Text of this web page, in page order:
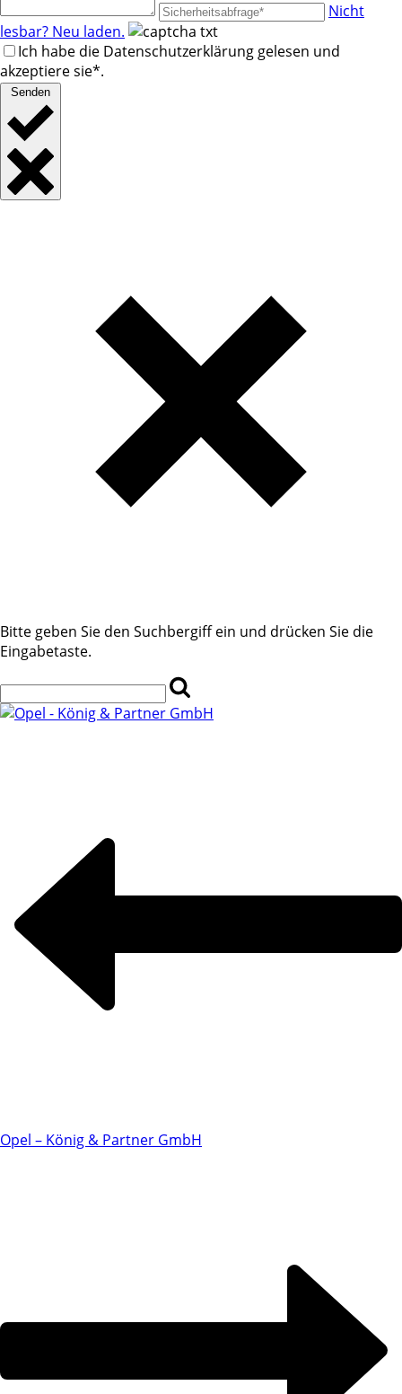
Nicht
lesbar? Neu laden.
Ich habe die Datenschutzerklärung gelesen und
akzeptiere sie*.
Senden
Bitte geben Sie den Suchbergiff ein und drücken Sie die
Eingabetaste.
Opel – König & Partner GmbH